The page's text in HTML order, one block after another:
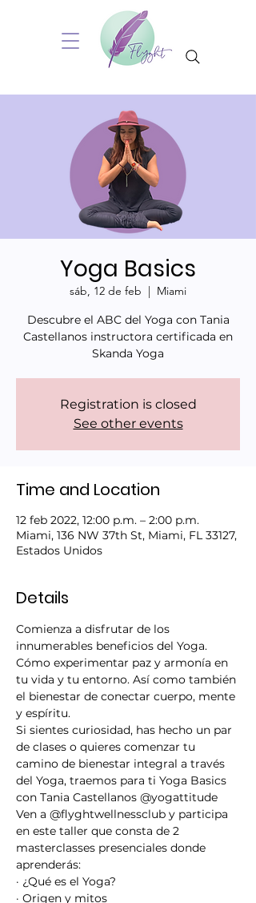
Yoga Basics
sáb, 12 de feb
  |
Miami
Descubre el ABC del Yoga con Tania
Castellanos instructora certificada en
Skanda Yoga
Registration is closed
See other events
Time and Location
12 feb 2022, 12:00 p.m. – 2:00 p.m.
Miami, 136 NW 37th St, Miami, FL 33127,
Estados Unidos
Details
Comienza a disfrutar de los
innumerables beneficios del Yoga.
Cómo experimentar paz y armonía en
tu vida y tu entorno. Así como también
el bienestar de conectar cuerpo, mente
y espíritu.
Si sientes curiosidad, has hecho un par
de clases o quieres comenzar tu
camino de bienestar integral a través
del Yoga, traemos para ti Yoga Basics
con Tania Castellanos @yogattitude
Ven a @flyghtwellnessclub y participa
en este taller que consta de 2
masterclasses presenciales donde
aprenderás:
· ¿Qué es el Yoga?
· Origen y mitos